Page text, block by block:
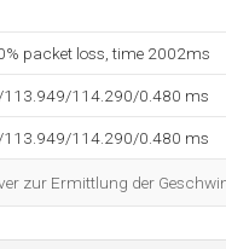
packet loss, time 2002ms
114.290/0.480 ms
114.290/0.480 ms
zur Ermittlung der